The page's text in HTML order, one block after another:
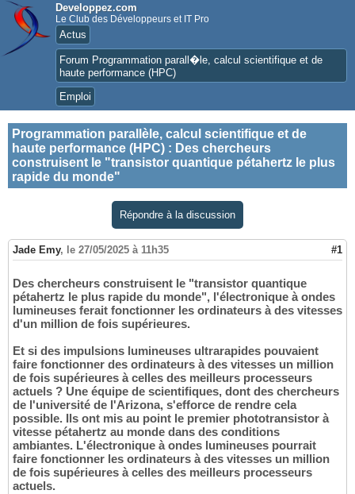
Developpez.com
Le Club des Développeurs et IT Pro
Actus
Forum Programmation parall�le, calcul scientifique et de
haute performance (HPC)
Emploi
Programmation parallèle, calcul scientifique et de
haute performance (HPC) : Des chercheurs
construisent le "transistor quantique pétahertz le plus
rapide du monde"
Répondre à la discussion
Jade Emy, le 27/05/2025 à 11h35 #1
Des chercheurs construisent le "transistor quantique
pétahertz le plus rapide du monde", l'électronique à ondes
lumineuses ferait fonctionner les ordinateurs à des vitesses
d'un million de fois supérieures.
Et si des impulsions lumineuses ultrarapides pouvaient
faire fonctionner des ordinateurs à des vitesses un million
de fois supérieures à celles des meilleurs processeurs
actuels ? Une équipe de scientifiques, dont des chercheurs
de l'université de l'Arizona, s'efforce de rendre cela
possible. Ils ont mis au point le premier phototransistor à
vitesse pétahertz au monde dans des conditions
ambiantes. L'électronique à ondes lumineuses pourrait
faire fonctionner les ordinateurs à des vitesses un million
de fois supérieures à celles des meilleurs processeurs
actuels.